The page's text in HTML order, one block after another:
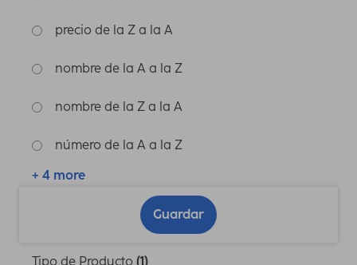
precio de la Z a la A
nombre de la A a la Z
nombre de la Z a la A
número de la A a la Z
+ 4 more
Guardar
Tipo de Producto (1)